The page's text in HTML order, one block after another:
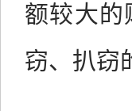
额较大的
窃、扒窃